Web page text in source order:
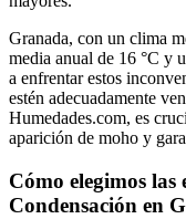
Granada, con un clima
media anual de 16 °C y
a enfrentar estos
estén adecuadamente
Humedades.com, es
aparición de moho y
Cómo elegimos las
Condensación en